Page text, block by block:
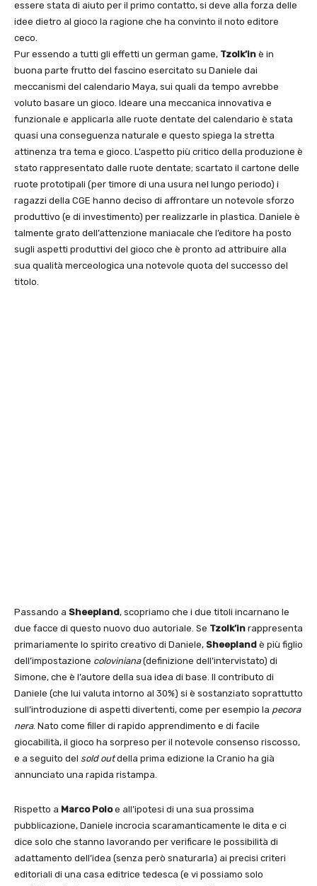
essere stata di aiuto per il primo contatto, si deve alla forza delle
idee dietro al gioco la ragione che ha convinto il noto editore
ceco.
Pur essendo a tutti gli effetti un german game, Tzolk’in è in
buona parte frutto del fascino esercitato su Daniele dai
meccanismi del calendario Maya, sui quali da tempo avrebbe
voluto basare un gioco. Ideare una meccanica innovativa e
funzionale e applicarla alle ruote dentate del calendario è stata
quasi una conseguenza naturale e questo spiega la stretta
attinenza tra tema e gioco. L’aspetto più critico della produzione è
stato rappresentato dalle ruote dentate; scartato il cartone delle
ruote prototipali (per timore di una usura nel lungo periodo) i
ragazzi della CGE hanno deciso di affrontare un notevole sforzo
produttivo (e di investimento) per realizzarle in plastica. Daniele è
talmente grato dell’attenzione maniacale che l’editore ha posto
sugli aspetti produttivi del gioco che è pronto ad attribuire alla
sua qualità merceologica una notevole quota del successo del
titolo.
Passando a Sheepland, scopriamo che i due titoli incarnano le
due facce di questo nuovo duo autoriale. Se Tzolk’in rappresenta
primariamente lo spirito creativo di Daniele, Sheepland è più figlio
dell’impostazione coloviniana(definizione dell’intervistato) di
Simone, che è l’autore della sua idea di base. Il contributo di
Daniele (che lui valuta intorno al 30%) si è sostanziato soprattutto
sull’introduzione di aspetti divertenti, come per esempio la pecora
nera. Nato come filler di rapido apprendimento e di facile
giocabilità, il gioco ha sorpreso per il notevole consenso riscosso,
e a seguito del sold outdella prima edizione la Cranio ha già
annunciato una rapida ristampa.
Rispetto a Marco Poloe all’ipotesi di una sua prossima
pubblicazione, Daniele incrocia scaramanticamente le dita e ci
dice solo che stanno lavorando per verificare le possibilità di
adattamento dell’idea (senza però snaturarla) ai precisi criteri
editoriali di una casa editrice tedesca (e vi possiamo solo